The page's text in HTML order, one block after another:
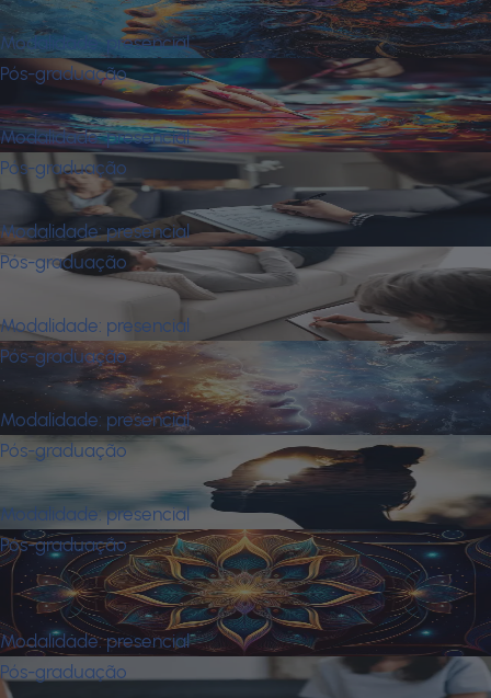
Arte Como Linguagem da Alma
Modalidade:
presencial
Pós-graduação
Arteterapia
Modalidade: presencial
Pós-graduação
Avaliação Psicológica
Modalidade: presencial
Pós-graduação
Clínica Psicanalítica Implicada
Modalidade: presencial
Pós-graduação
Jung, Religião e Espiritualidade
Modalidade: presencial
Pós-graduação
Neuropsicologia
Modalidade: presencial
Pós-graduação
Psicologia Analitica: Abordagem
Junguiana
Modalidade: presencial
Pós-graduação